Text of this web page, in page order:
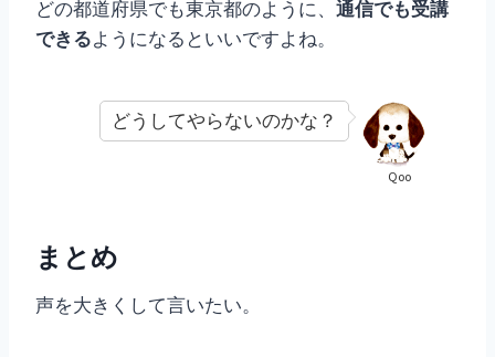
どの都道府県でも東京都のように、 通信でも受講
できるようになるといいですよね。
Qoo
どうしてやらないのかな？
まとめ
声を大きくして言いたい。